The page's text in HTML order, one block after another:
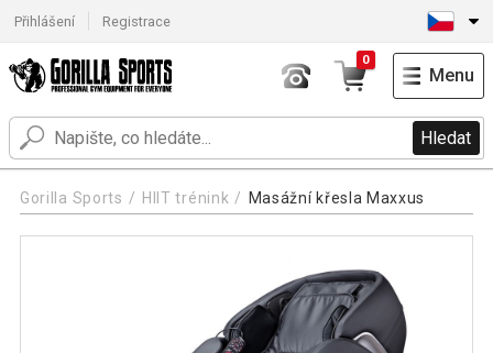
Přihlášení Registrace
Hledat
0
Menu
Gorilla Sports HIIT trénink Masážní křesla Maxxus